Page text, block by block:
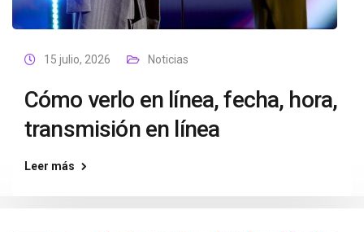
15 julio, 2026 Noticias
Cómo verlo en línea, fecha, hora,
transmisión en línea
Leer más